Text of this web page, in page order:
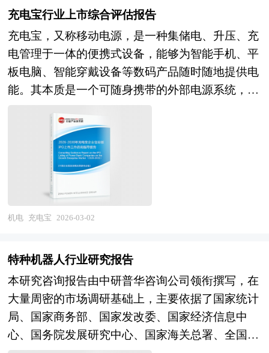
对电缆的安全性、环保性与适应性要求不断提升，
特种电缆已成为保障关键系统稳定运行的“神
经”与“血管”，其技术水平直接反映了一个国家高
端制造与工程安全能力的综合实力。未来，随着新
材料与数字技术的融合，具备自监测、自诊断功能
咨询报告由中研普华咨询公司领衔撰写，在大量周
密的市场调研基础上，主要依据了国家统计局、国
家商务部、国家发改委、国家经济信息中心、国务
院发展研究中心、国家海关总署、全国商业信息中
心、中国经济景气监测中心、中国行业研究网、国
内外相关报刊杂志的基础信息、特种电缆行业研究
市场的发展状况、供需状况、竞争格局、赢利水
平、发展趋势等进行了分析。报告重点分析了特种
电缆前十大企业的研发、产销、战略、经营状况
等。报告还对特种电缆市场风险进行了预测，为特
种电缆生产厂家、流通企业以及零售商提供了新的
智能液位计、智能执行器、在线分析仪器、电工仪
用服务（DCS/PLC系统集成、智能工厂建设、设备
状态监测、能源计量管理、环保在线监测）的完整
产业链条。按照测量对象可分为温度仪表、压力仪
表、流量仪表、物位仪表、分析仪器、电工仪表
等，按照智能化程度则形成数字化、网络化、智能
化等多元产品体系。随着工业4.0与智能制造深入
推进，智能仪器仪表正从单一测量向"感知-分析-决
策-执行"闭环转变，其产业边界不断向预测性维
护、数字孪生、自主优化控制等新兴领域延伸。
当前，中国智能仪器仪表行业正处于国产替代攻坚
与智能化升级的关键转型期。经过多年的技术积累
体系，产业规模位居世界前列，在中低端市场具备
较强竞争力，部分企业在电磁流量计、智能变送
器、在线分析仪器等细分领域取得突破，工业自动
化控制系统集成能力显著提升，石油化工、电力、
冶金等关键领域的自主可控进程加速。未来，中国
充电宝行业上市综合评估报告
充电宝，又称移动电源，是一种集储电、升压、充
电管理于一体的便携式设备，能够为智能手机、平
板电脑、智能穿戴设备等数码产品随时随地提供电
能。其本质是一个可随身携带的外部电源系统，主
源管理电路实现电能的稳定输入与输出。充电宝通
过外部电源预先充电，将电能以化学能形式储存在
内部电池中，在需要时再将储存的电能转化为直流
电，经电压调节后通过USB或其他接口为电子设备
供电。 企业发展到一定阶段就会遇到资金制约问
题，而资本市场作为企业的主要融资渠道之一具有
于资本市场融资进限于创业板上市企业和首发创业
键。 企业创业板上市有以下好处： 1、创业板上市
时及日后均有机会筹集资金，以获得资本扩展业
务； 2、扩大股东基础，使公司的股票在买卖时有
较高的流通量； 3、向员工授予购股权作为奖励和
机电 充电宝 2026-03-02
特种机器人行业研究报告
本研究咨询报告由中研普华咨询公司领衔撰写，在
大量周密的市场调研基础上，主要依据了国家统计
局、国家商务部、国家发改委、国家经济信息中
心、国务院发展研究中心、国家海关总署、全国商